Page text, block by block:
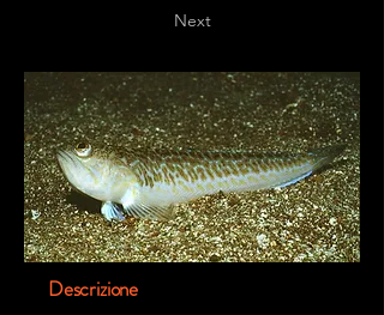
Next
Descrizione